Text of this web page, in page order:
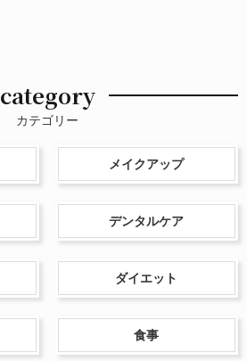
category
カテゴリー
メイクアップ
デンタルケア
ダイエット
食事